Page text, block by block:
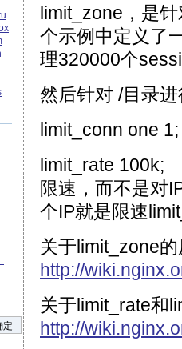
limit_zone，是
个示例中定义了
理320000个
然后针对 /目录
limit_conn one
limit_rate 100k;
限速，而不是对
个IP就是限速
关于limit_zone
http://
关于limit_rate和
http://
定